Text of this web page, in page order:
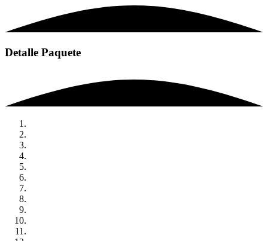
Detalle Paquete